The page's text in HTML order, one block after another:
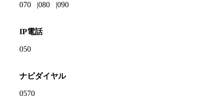
070 080 090
IP電話
050
ナビダイヤル
0570